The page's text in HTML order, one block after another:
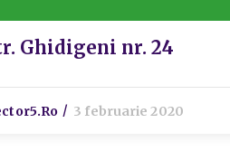
Ghidigeni nr. 24
3 februarie 2020